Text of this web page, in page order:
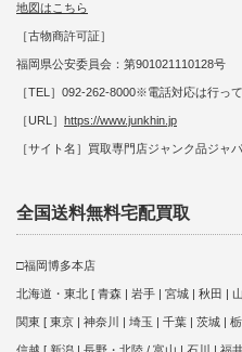
地図はこちら
［古物商許可証］
福岡県公安委員会：第901021110128号
［TEL］092-262-8000※電話対応は行って
［URL］ https://www.junkhin.jp
［サイト名］買取専門店ジャンク品ジャ
全国送料無料宅配買取
□福岡博多本店
北海道・東北 [ 青森 | 岩手 | 宮城 | 秋田 |
関東 [ 東京 | 神奈川 | 埼玉 | 千葉 | 茨城 |